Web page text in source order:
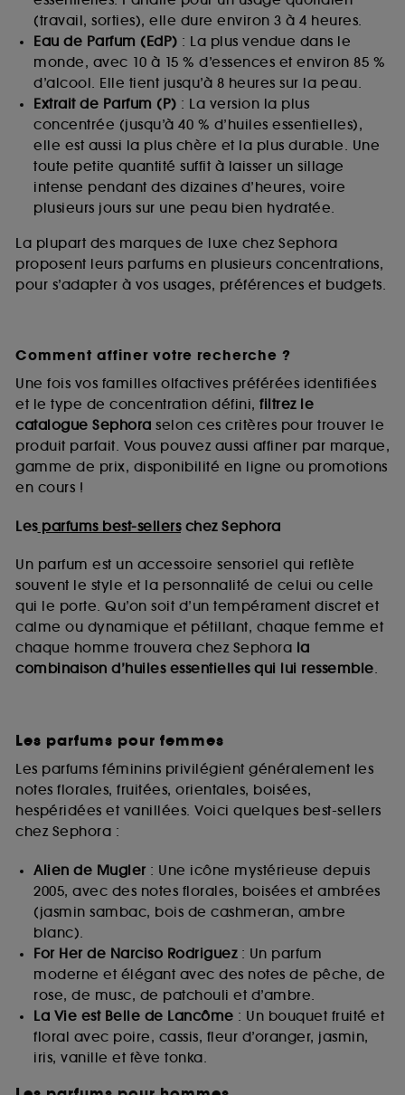
(travail, sorties), elle dure environ 3 à 4 heures.
Eau de Parfum (EdP) : La plus vendue dans le
monde, avec 10 à 15 % d’essences et environ 85 %
d’alcool. Elle tient jusqu’à 8 heures sur la peau.
Extrait de Parfum (P) : La version la plus
concentrée (jusqu’à 40 % d’huiles essentielles),
elle est aussi la plus chère et la plus durable. Une
toute petite quantité suffit à laisser un sillage
intense pendant des dizaines d’heures, voire
plusieurs jours sur une peau bien hydratée.
La plupart des marques de luxe chez Sephora
proposent leurs parfums en plusieurs concentrations,
pour s’adapter à vos usages, préférences et budgets.
Comment affiner votre recherche ?
Une fois vos familles olfactives préférées identifiées
et le type de concentration défini, filtrez le
catalogue Sephora selon ces critères pour trouver le
produit parfait. Vous pouvez aussi affiner par marque,
gamme de prix, disponibilité en ligne ou promotions
en cours !
Lesparfums best-sellerschez Sephora
Un parfum est un accessoire sensoriel qui reflète
souvent le style et la personnalité de celui ou celle
qui le porte. Qu’on soit d’un tempérament discret et
calme ou dynamique et pétillant, chaque femme et
chaque homme trouvera chez Sephora la
combinaison d’huiles essentielles qui lui ressemble.
Les parfums pour femmes
Les parfums féminins privilégient généralement les
notes florales, fruitées, orientales, boisées,
hespéridées et vanillées. Voici quelques best-sellers
chez Sephora :
Alien de Mugler: Une icône mystérieuse depuis
2005, avec des notes florales, boisées et ambrées
(jasmin sambac, bois de cashmeran, ambre
blanc).
For Her de Narciso Rodriguez: Un parfum
moderne et élégant avec des notes de pêche, de
rose, de musc, de patchouli et d’ambre.
La Vie est Belle de Lancôme : Un bouquet fruité et
floral avec poire, cassis, fleur d’oranger, jasmin,
iris, vanille et fève tonka.